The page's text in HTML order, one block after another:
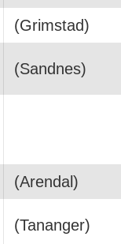
(Grimstad)
(Sandnes)
(Arendal)
(Tananger)